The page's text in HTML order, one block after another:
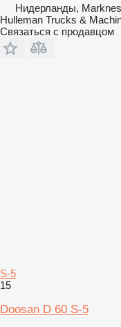
Нидерланды,
Hulleman Trucks &
Связаться с продавцом
S-5
15
Doosan D 60 S-5